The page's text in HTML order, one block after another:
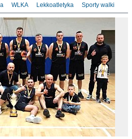
WLKA Lekkoatletyka Sporty walki